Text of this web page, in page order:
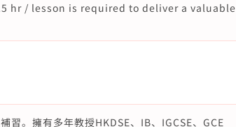
hr / lesson is required to deliver a valuable
習。擁有多年教授HKDSE、IB、IGCSE、GCE